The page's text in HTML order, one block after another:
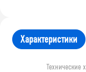
Характеристики
Технические